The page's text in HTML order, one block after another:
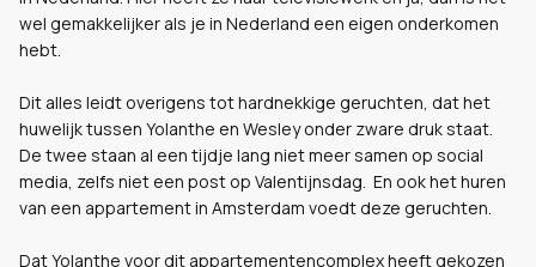
wel gemakkelijker als je in Nederland een eigen onderkomen
hebt.
Dit alles leidt overigens tot hardnekkige geruchten, dat het
huwelijk tussen Yolanthe en Wesley onder zware druk staat.
De twee staan al een tijdje lang niet meer samen op social
media, zelfs niet een post op Valentijnsdag. En ook het huren
van een appartement in Amsterdam voedt deze geruchten.
Dat Yolanthe voor dit appartementencomplex heeft gekozen